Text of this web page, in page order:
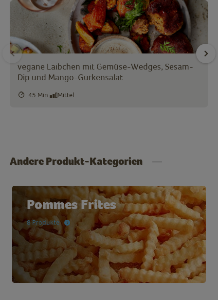
vegane Laibchen mit Gemüse-Wedges, Sesam-
Dip und Mango-Gurkensalat
45 Min. Mittel
Andere Produkt-Kategorien
Pommes Frites
8 Produkte